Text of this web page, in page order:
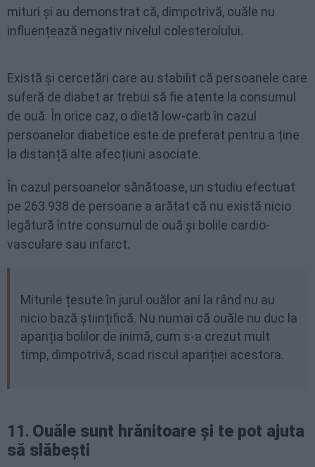
mituri și au demonstrat că, dimpotrivă, ouăle nu
influențează negativ nivelul colesterolului.
Există și cercetări care au stabilit că persoanele care
suferă de diabet ar trebui să fie atente la consumul
de ouă. În orice caz, o dietă low-carb în cazul
persoanelor diabetice este de preferat pentru a ține
la distanță alte afecțiuni asociate.
În cazul persoanelor sănătoase, un studiu efectuat
pe 263.938 de persoane a arătat că nu există nicio
legătură între consumul de ouă și bolile cardio-
vasculare sau infarct.
Miturile țesute în jurul ouălor ani la rând nu au
nicio bază științifică. Nu numai că ouăle nu duc la
apariția bolilor de inimă, cum s-a crezut mult
timp, dimpotrivă, scad riscul apariției acestora.
11. Ouăle sunt hrănitoare și te pot ajuta
să slăbești